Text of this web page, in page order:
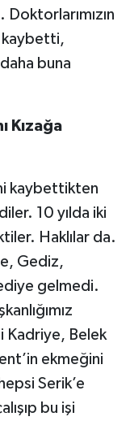
kaybetti,
buna
Kızağa
kaybettikten
10 yılda iki
Haklılar da.
Gediz,
gelmedi.
Kadriye, Belek
ekmeğini
Serik’e
bu işi